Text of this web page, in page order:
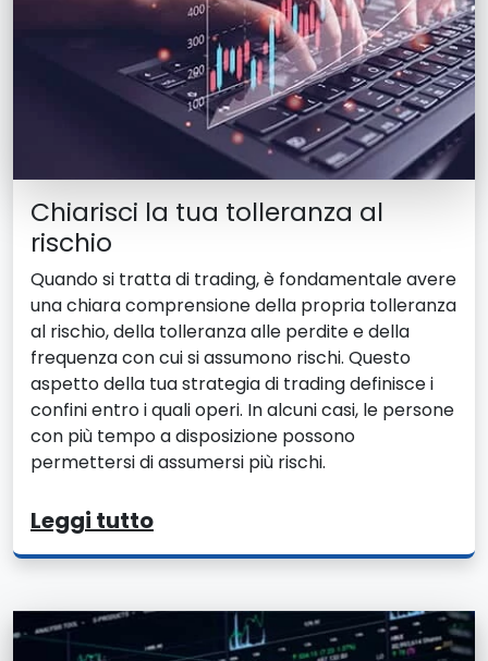
Chiarisci la tua tolleranza al
rischio
Quando si tratta di trading, è fondamentale avere
una chiara comprensione della propria tolleranza
al rischio, della tolleranza alle perdite e della
frequenza con cui si assumono rischi. Questo
aspetto della tua strategia di trading definisce i
confini entro i quali operi. In alcuni casi, le persone
con più tempo a disposizione possono
permettersi di assumersi più rischi.
Leggi tutto